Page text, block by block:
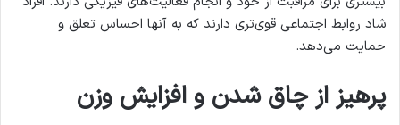
شاد روابط اجتماعی قوی‌تری دارند که به آنها احساس تعلق و
حمایت می‌دهد.
پرهیز از چاق شدن و افزایش وزن